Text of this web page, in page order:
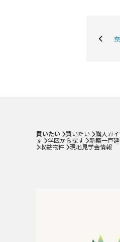
買いたい
買いたい 買いたい 購入ガ
す 学区から探す 新築一戸
収益物件 現地見学会情報